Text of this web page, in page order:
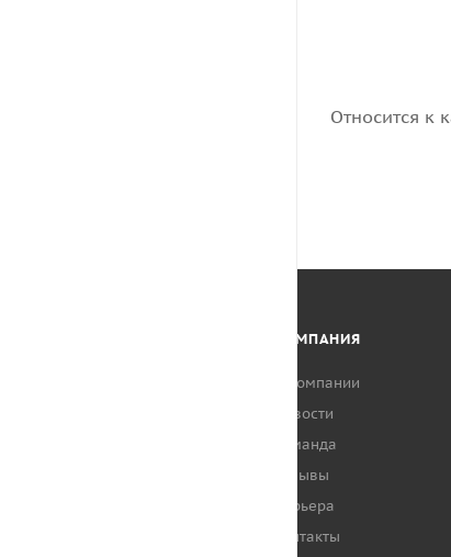
Относится к
КОМПАНИЯ
О компании
Новости
Команда
Отзывы
Карьера
Контакты